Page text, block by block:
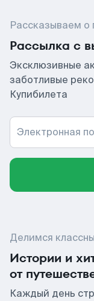
Рассказываем о
Рассылка с
Эксклюзивные
заботливые
Купибилета
Электронная
Делимся
Истории и
от
Каждый день